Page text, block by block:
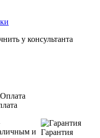
у консультанта
и Гарантия